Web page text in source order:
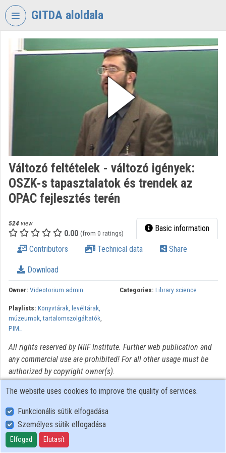
Skip header
GITDA aloldala
GOVERNMENTAL
INFORMATION-
AGENCY
Organization discovery
Categories
Organization playlists
Organizations
Contributors
Változó feltételek - változó igények:
OSZK-s tapasztalatok és trendek az
OPAC fejlesztés terén
524 view
0.00 (from 0 ratings) Basic information
Contributors Technical data Share
Download
Owner: Videotorium admin Categories: Library science
Playlists: Könyvtárak, levéltárak,
múzeumok, tartalomszolgáltatók,
PIM_
All rights reserved by NIIF Institute. Further web publication and
any commercial use are prohibited! For all other usage must be
authorized by copyright owner(s).
User Policy
Adatkezelési tájékoztató (en)
Cookie Policy
The website uses cookies to improve the quality of services.
Funkcionális sütik elfogadása
Személyes sütik elfogadása
Elfogad Elutasít